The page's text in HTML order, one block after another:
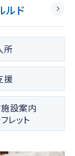
ルド
所
援
施設案内
レット